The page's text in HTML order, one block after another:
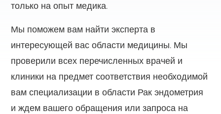
только на опыт медика.
Мы поможем вам найти эксперта в
интересующей вас области медицины. Мы
проверили всех перечисленных врачей и
клиники на предмет соответствия необходимой
вам специализации в области Рак эндометрия
и ждем вашего обращения или запроса на